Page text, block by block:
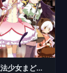
劇場版 魔法少女まどか☆マギカ[新編]叛逆の物語